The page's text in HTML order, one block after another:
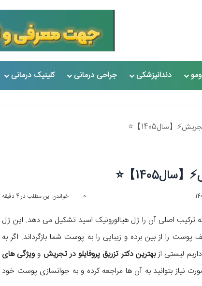
دندانپزشکی جراحی درمانی کلینیک درمانی
0 خواندن این مطلب در 4 دقیقه
ترکیب اصلی آن را ژل هیالورونیک اسید تشکیل می دهد. این ژل
را از بین برده و زیبایی را به پوست شما بازگرداند. اگر به
لیستی ازبهترین دکتر تزریق پروفایلو در تجریش وویژگی های
نیاز بتوانید به آن ها مراجعه کرده و به جوانسازی پوست خود